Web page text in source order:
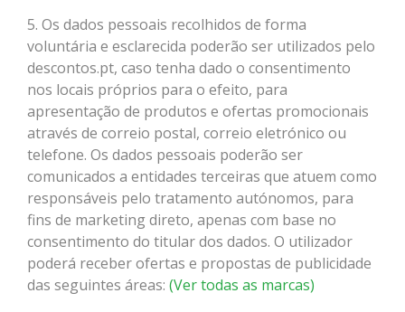
5. Os dados pessoais recolhidos de forma
voluntária e esclarecida poderão ser utilizados pelo
descontos.pt, caso tenha dado o consentimento
nos locais próprios para o efeito, para
apresentação de produtos e ofertas promocionais
através de correio postal, correio eletrónico ou
telefone. Os dados pessoais poderão ser
comunicados a entidades terceiras que atuem como
responsáveis pelo tratamento autónomos, para
fins de marketing direto, apenas com base no
consentimento do titular dos dados. O utilizador
poderá receber ofertas e propostas de publicidade
das seguintes áreas: (Ver todas as marcas)